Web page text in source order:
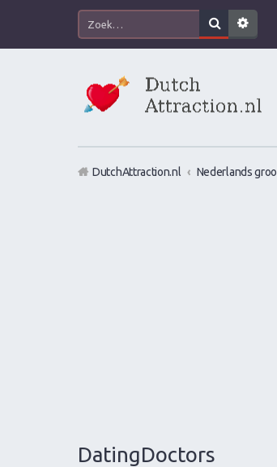
DutchAttraction.nl Nederlands
DatingDoctors